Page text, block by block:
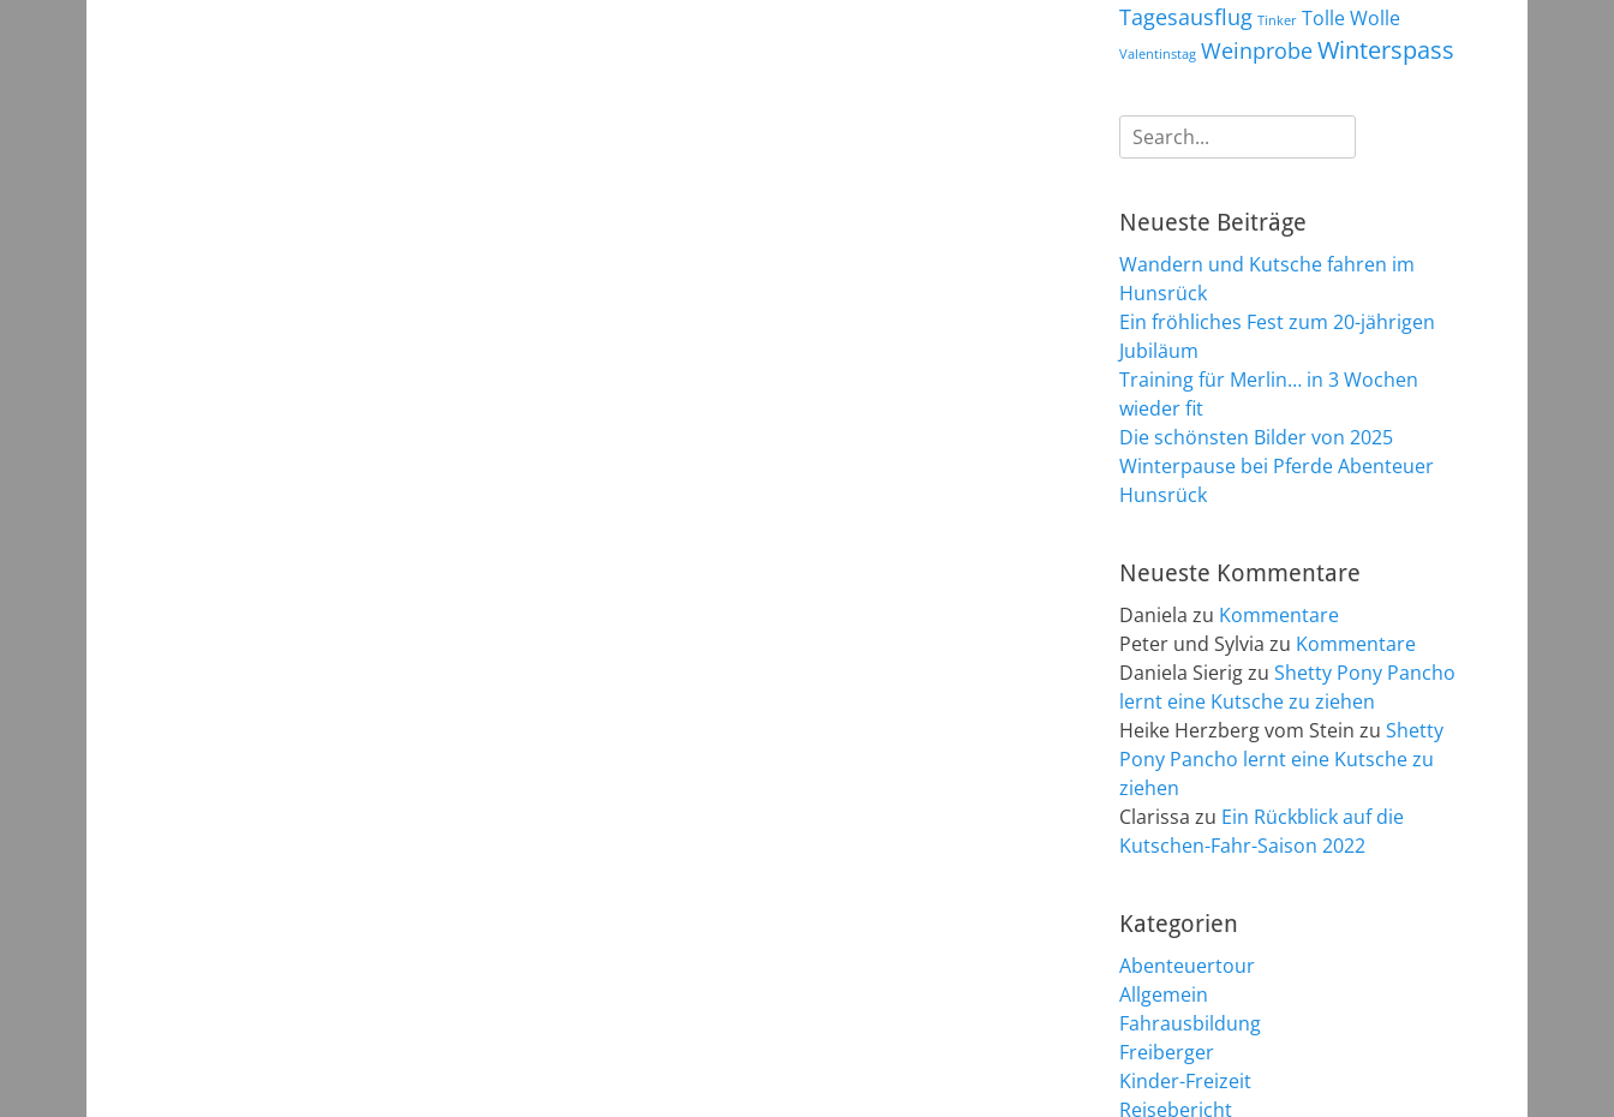
Tagesausflug Tinker Tolle Wolle
Valentinstag WeinprobeWinterspass
Suchen
nach:
Neueste Beiträge
Wandern und Kutsche fahren im
Hunsrück
Ein fröhliches Fest zum 20-jährigen
Jubiläum
Training für Merlin… in 3 Wochen
wieder fit
Die schönsten Bilder von 2025
Winterpause bei Pferde Abenteuer
Hunsrück
Neueste Kommentare
Daniela zu Kommentare
Peter und Sylvia zu Kommentare
Daniela Sierigzu Shetty Pony Pancho
lernt eine Kutsche zu ziehen
Heike Herzberg vom Stein zu Shetty
Pony Pancho lernt eine Kutsche zu
ziehen
Clarissa zu Ein Rückblick auf die
Kutschen-Fahr-Saison 2022
Kategorien
Abenteuertour
Allgemein
Fahrausbildung
Freiberger
Kinder-Freizeit
Reisebericht